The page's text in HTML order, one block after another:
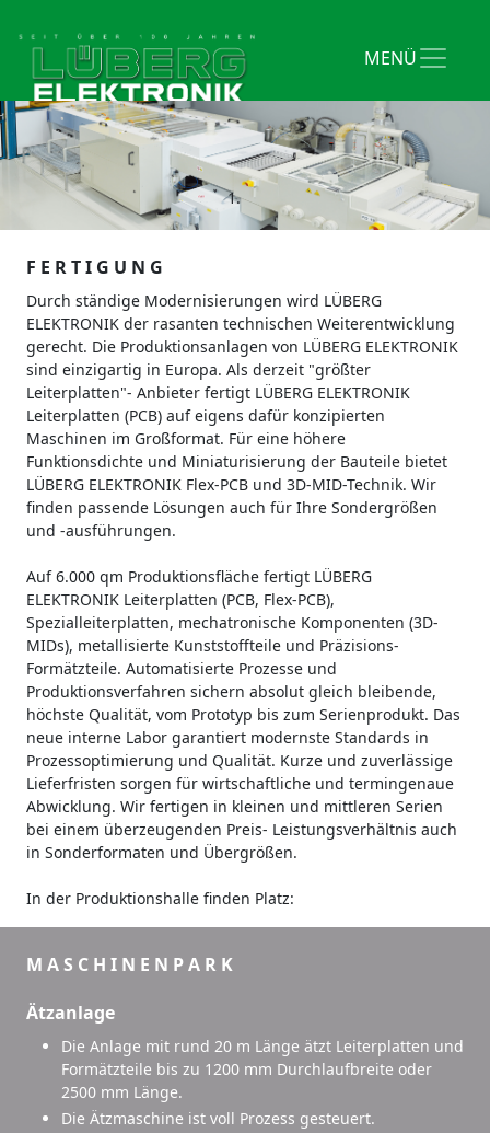
F E R T I G U N G
Durch ständige Modernisierungen wird LÜBERG
ELEKTRONIK der rasanten technischen Weiterentwicklung
gerecht. Die Produktionsanlagen von LÜBERG ELEKTRONIK
sind einzigartig in Europa. Als derzeit "größter
Leiterplatten"- Anbieter fertigt LÜBERG ELEKTRONIK
Leiterplatten (PCB) auf eigens dafür konzipierten
Maschinen im Großformat. Für eine höhere
Funktionsdichte und Miniaturisierung der Bauteile bietet
LÜBERG ELEKTRONIK Flex-PCB und 3D-MID-Technik. Wir
finden passende Lösungen auch für Ihre Sondergrößen
und -ausführungen.
Auf 6.000 qm Produktionsfläche fertigt LÜBERG
ELEKTRONIK Leiterplatten (PCB, Flex-PCB),
Spezialleiterplatten, mechatronische Komponenten (3D-
MIDs), metallisierte Kunststoffteile und Präzisions-
Formätzteile. Automatisierte Prozesse und
Produktionsverfahren sichern absolut gleich bleibende,
höchste Qualität, vom Prototyp bis zum Serienprodukt. Das
neue interne Labor garantiert modernste Standards in
Prozessoptimierung und Qualität. Kurze und zuverlässige
Lieferfristen sorgen für wirtschaftliche und termingenaue
Abwicklung. Wir fertigen in kleinen und mittleren Serien
bei einem überzeugenden Preis- Leistungsverhältnis auch
in Sonderformaten und Übergrößen.
In der Produktionshalle finden Platz:
M A S C H I N E N P A R K
Ätzanlage
Die Anlage mit rund 20 m Länge ätzt Leiterplatten und
Formätzteile bis zu 1200 mm Durchlaufbreite oder
2500 mm Länge.
Die Ätzmaschine ist voll Prozess gesteuert.